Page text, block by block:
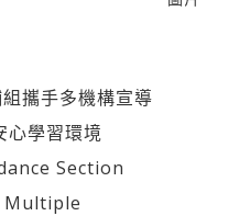
攜手多機構宣導
心學習環境
Section